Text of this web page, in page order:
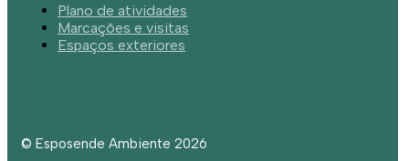
Plano de atividades
Marcações e visitas
Espaços exteriores
© Esposende Ambiente 2026